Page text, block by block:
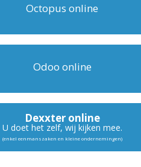
Octopus online
Odoo online
Dexxter online
U doet het zelf, wij kijken mee.
(enkel eenmanszaken en kleine ondernemingen)